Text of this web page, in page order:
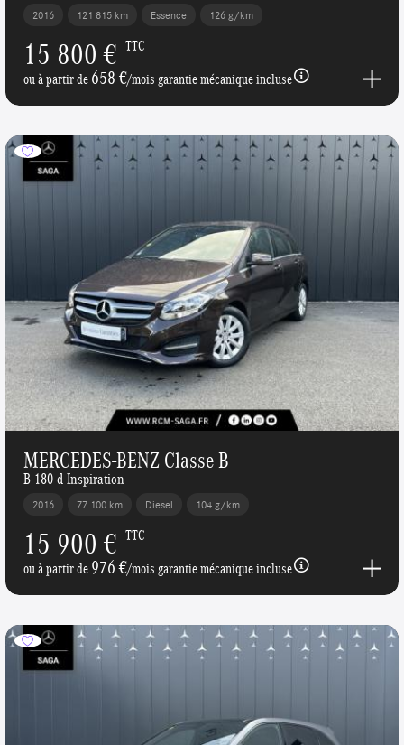
2016 121 815 km Essence 126 g/km
15 800 € TTC
ou à partir de658 €/mois garantie mécanique incluse
MERCEDES-BENZ Classe B
B 180 d Inspiration
2016 77 100 km Diesel 104 g/km
15 900 € TTC
ou à partir de976 €/mois garantie mécanique incluse